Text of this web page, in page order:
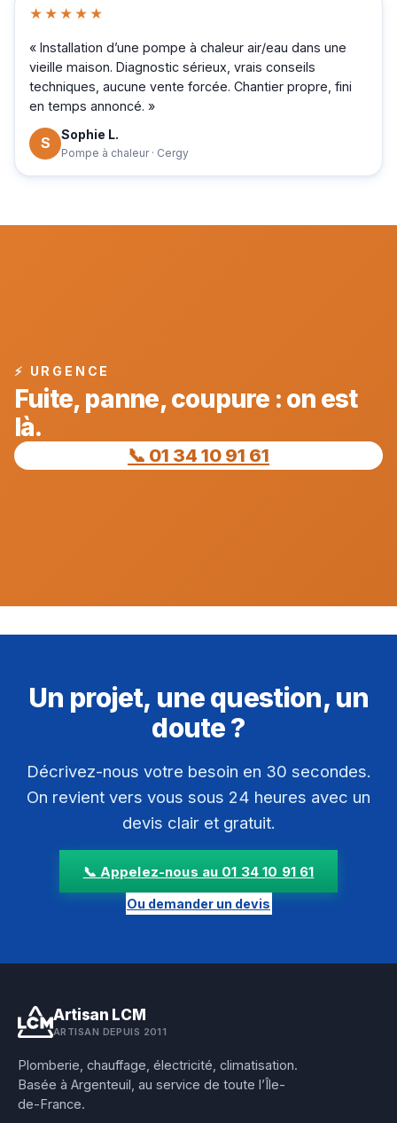
★★★★★
« Installation d’une pompe à chaleur air/eau dans une
vieille maison. Diagnostic sérieux, vrais conseils
techniques, aucune vente forcée. Chantier propre, fini
en temps annoncé. »
S Sophie L.
Pompe à chaleur · Cergy
⚡ URGENCE
Fuite, panne, coupure : on est
là.
📞 01 34 10 91 61
Un projet, une question, un
doute ?
Décrivez-nous votre besoin en 30 secondes.
On revient vers vous sous 24 heures avec un
devis clair et gratuit.
📞 Appelez-nous au 01 34 10 91 61
Ou demander un devis
Artisan LCM
ARTISAN DEPUIS 2011
Plomberie, chauffage, électricité, climatisation.
Basée à Argenteuil, au service de toute l’Île-
de-France.